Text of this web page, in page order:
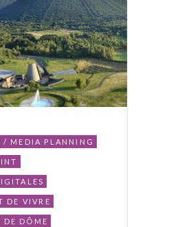
/ MEDIA PLANNING
DE VIVRE
DE DÔME